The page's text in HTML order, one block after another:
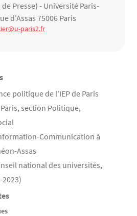
Presse) - Université Paris-
d'Assas 75006 Paris
paris2.fr
politique de l'IEP de Paris
section Politique,
Communication à
Assas
national des universités,
2023)